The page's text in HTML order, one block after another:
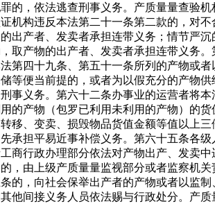
的，依法逃查刑事义务。产质量量查验
机构违反本法第二十一条第二款的，对
出产者、发卖者承担连带义务；情节严
取产物的出产者、发卖者承担连带义务
第四十九条、第五十一条所列的产物或
等便当前提的，或者为以假充分的产物
事义务。第六十二条办事业的运营者将
的产物（包罗已利用未利用的产物）的
、变卖、损毁物品货值金额等值以上
承担平易近事补偿义务。第六十五条各
商行政办理部分依法对产物出产、发卖
，由上级产质量量监视部分或者监察机
的，向社会保举出产者的产物或者以监
间接义务人员依法赐与行政处分。产